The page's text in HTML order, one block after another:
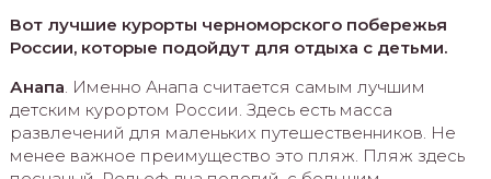
Вот лучшие курорты черноморского побережья
России, которые подойдут для отдыха с детьми.
Анапа. Именно Анапа считается самым лучшим
детским курортом России. Здесь есть масса
развлечений для маленьких путешественников. Не
менее важное преимущество это пляж. Пляж здесь